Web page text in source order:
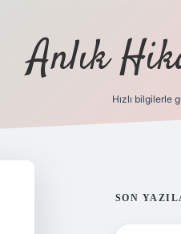
Anlık
Hızlı bilgilerle
SON